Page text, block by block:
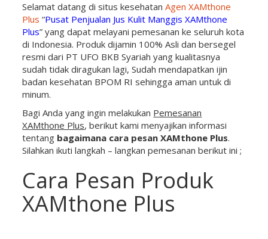
Selamat datang di situs kesehatanAgen XAMthone
Plus “Pusat Penjualan Jus Kulit Manggis XAMthone
Plus” yang dapat melayani pemesanan ke seluruh kota
di Indonesia. Produk dijamin 100% Asli dan bersegel
resmi dari PT UFO BKB Syariah yang kualitasnya
sudah tidak diragukan lagi, Sudah mendapatkan ijin
badan kesehatan BPOM RI sehingga aman untuk di
minum.
Bagi Anda yang ingin melakukan Pemesanan
XAMthone Plus, berikut kami menyajikan informasi
tentang bagaimana cara pesan XAMthone Plus.
Silahkan ikuti langkah – langkan pemesanan berikut ini ;
Cara Pesan Produk
XAMthone Plus